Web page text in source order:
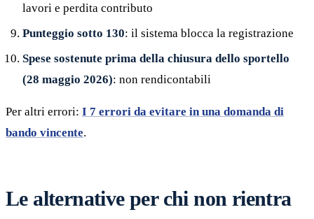
lavori e perdita contributo
Punteggio sotto 130: il sistema blocca la registrazione
Spese sostenute prima della chiusura dello sportello
(28 maggio 2026): non rendicontabili
Per altri errori: I 7 errori da evitare in una domanda di
bando vincente.
Le alternative per chi non rientra